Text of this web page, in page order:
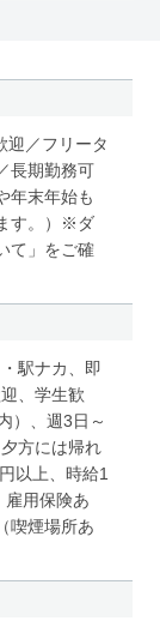
迎／フリータ
長期勤務可
年末年始も
す。）※ダ
て」をご確
駅ナカ、即
、学生歓
）、週3日～
方には帰れ
以上、時給1
雇用保険あ
喫煙場所あ